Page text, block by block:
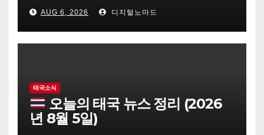
AUG 6, 2026 디지털노마드
태국소식
오늘의 태국 뉴스 정리 (2026
년 8월 5일)